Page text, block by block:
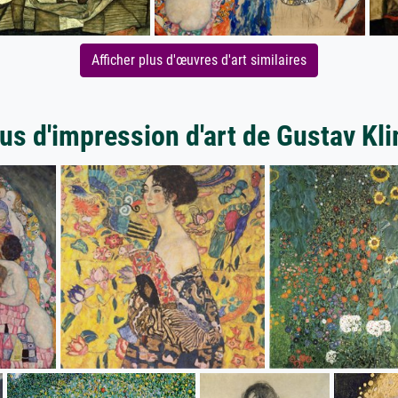
Afficher plus d'œuvres d'art similaires
d'impression d'art de Gustav